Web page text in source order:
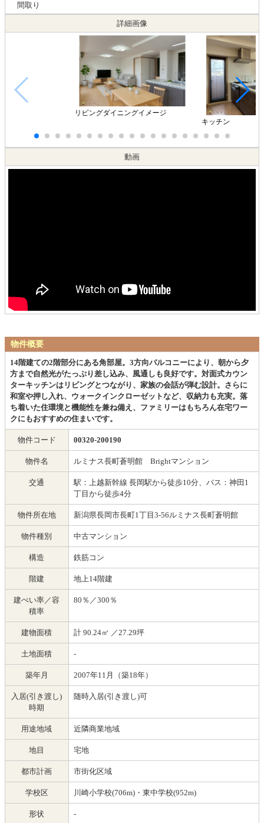
間取り
詳細画像
リビングダイニングイメージ
キッチン
動画
物件概要
14階建ての2階部分にある角部屋。3方向バルコニーにより、朝から夕
方まで自然光がたっぷり差し込み、風通しも良好です。対面式カウン
ターキッチンはリビングとつながり、家族の会話が弾む設計。さらに
和室や押し入れ、ウォークインクローゼットなど、収納力も充実。落
ち着いた住環境と機能性を兼ね備え、ファミリーはもちろん在宅ワー
クにもおすすめの住まいです。
物件コード 00320-200190
物件名 ルミナス長町蒼明館 Brightマンション
交通
駅：上越新幹線 長岡駅から徒歩10分、バス：神田1
丁目から徒歩4分
物件所在地 新潟県長岡市長町1丁目3-56ルミナス長町蒼明館
物件種別 中古マンション
構造 鉄筋コン
階建 地上14階建
建ぺい率／容
積率
80％／300％
建物面積 計 90.24㎡ ／27.29坪
土地面積 -
築年月 2007年11月（築18年）
入居(引き渡し)
時期
随時入居(引き渡し)可
用途地域 近隣商業地域
地目 宅地
都市計画 市街化区域
学校区 川崎小学校(706m)・東中学校(952m)
形状 -